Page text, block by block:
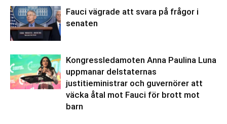
Fauci vägrade att svara på frågor i
senaten
Kongressledamoten Anna Paulina Luna
uppmanar delstaternas
justitieministrar och guvernörer att
väcka åtal mot Fauci för brott mot
barn